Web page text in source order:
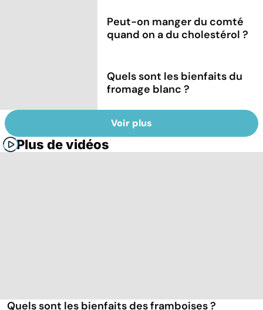
Peut-on manger du comté
quand on a du cholestérol ?
Quels sont les bienfaits du
fromage blanc ?
Voir plus
Plus de vidéos
Quels sont les bienfaits des framboises ?